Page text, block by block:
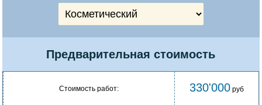
Предварительная стоимость
Стоимость работ: 330'000 руб